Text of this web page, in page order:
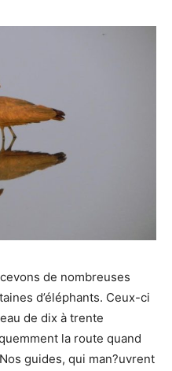
de nombreuses
d’éléphants. Ceux-ci
de dix à trente
la route quand
guides, qui man?uvrent